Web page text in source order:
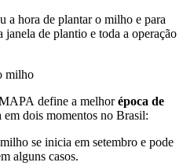
a hora de plantar o milho e para
de plantio e toda a operação
milho
define a melhorépoca de
dois momentos no Brasil:
se inicia em setembro e pode
alguns casos.